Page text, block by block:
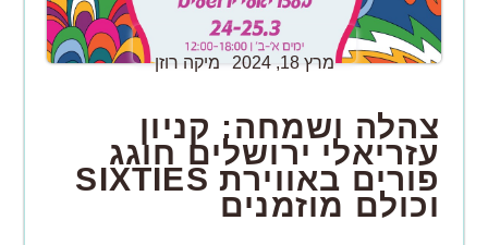
מרץ 18, 2024 מיקה רוזן
צהלה ושמחה: קניון
עזריאלי ירושלים חוגג
פורים באווירת SIXTIES
וכולם מוזמנים